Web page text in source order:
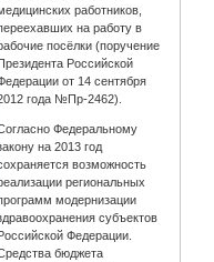
работников,
на работу в
посёлки (поручение
Российской
от 14 сентября
года №Пр-2462).
Федеральному
на 2013 год
возможность
региональных
модернизации
субъектов
Федерации.
бюджета